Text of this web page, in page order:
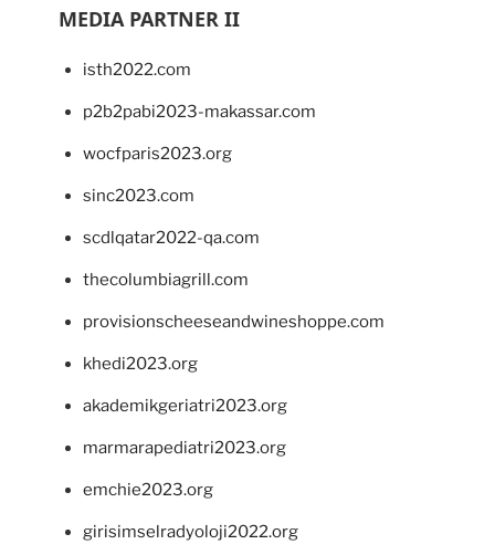
MEDIA PARTNER II
isth2022.com
p2b2pabi2023-makassar.com
wocfparis2023.org
sinc2023.com
scdlqatar2022-qa.com
thecolumbiagrill.com
provisionscheeseandwineshoppe.com
khedi2023.org
akademikgeriatri2023.org
marmarapediatri2023.org
emchie2023.org
girisimselradyoloji2022.org